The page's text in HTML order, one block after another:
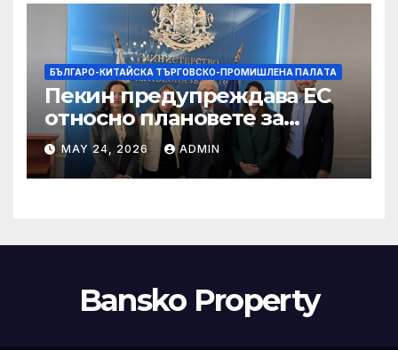
БЪЛГАРО-КИТАЙСКА ТЪРГОВСКО-ПРОМИШЛЕНА ПАЛAТА
Пекин предупреждава ЕС
относно плановете за
насочване към китайски
продукти
MAY 24, 2026 ADMIN
Bansko Property